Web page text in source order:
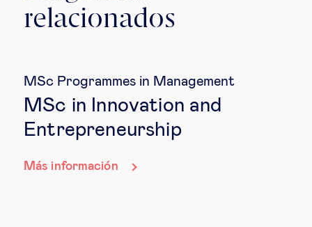
relacionados
MSc Programmes in Management
MSc in Innovation and
Entrepreneurship
Más información